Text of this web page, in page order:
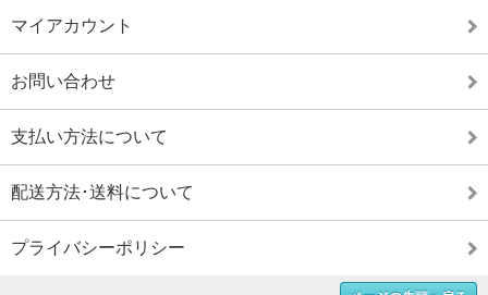
マイアカウント
お問い合わせ
支払い方法について
配送方法･送料について
プライバシーポリシー